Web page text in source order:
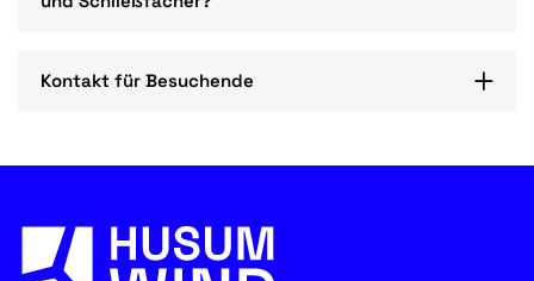
Kontakt für Besuchende